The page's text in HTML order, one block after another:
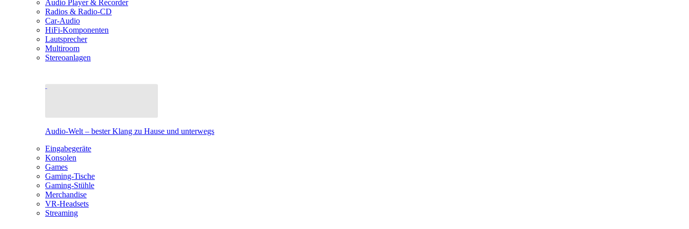
Audio Player & Recorder
Radios & Radio-CD
Car-Audio
HiFi-Komponenten
Lautsprecher
Multiroom
Stereoanlagen
Audio-Welt – bester Klang zu Hause und unterwegs
Eingabegeräte
Konsolen
Games
Gaming-Tische
Gaming-Stühle
Merchandise
VR-Headsets
Streaming